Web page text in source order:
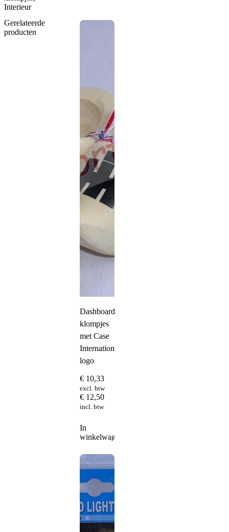
Interieur
Gerelateerde
producten
Dashboard
klompjes
met Case
International
logo
€ 10,33
excl. btw
€ 12,50
incl. btw
In
winkelwagen